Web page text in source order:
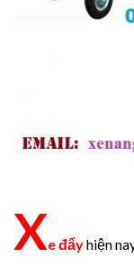
Xe đẩyhiện